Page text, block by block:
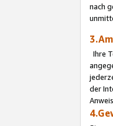
nach
Ihre
der